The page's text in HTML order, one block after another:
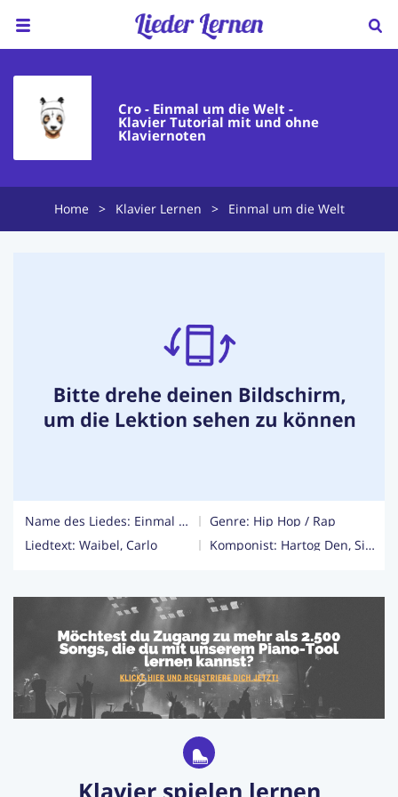
Home
Über uns
Ukulele Unterricht
Kontakt
Cro - Einmal um die Welt -
Klavier Tutorial mit und ohne
Klaviernoten
Home > Klavier Lernen > Einmal um die Welt
Name des Liedes: Einmal um die Welt Genre: Hip Hop / Rap
Liedtext: Waibel, Carlo
Komponist: Hartog Den, Simon, Lorberg, Dominic, Scholz, Gordian, Schuermann, Micka, Schult, Arne, Waibel, Carlo
Klavier spielen lernen